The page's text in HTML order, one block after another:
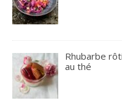
Rhubarbe
au thé